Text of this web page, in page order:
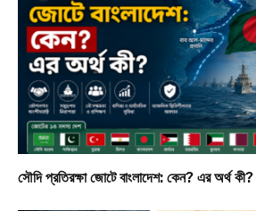
সৌদি প্রতিরক্ষা জোটে বাংলাদেশ: কেন? এর অর্থ কী?